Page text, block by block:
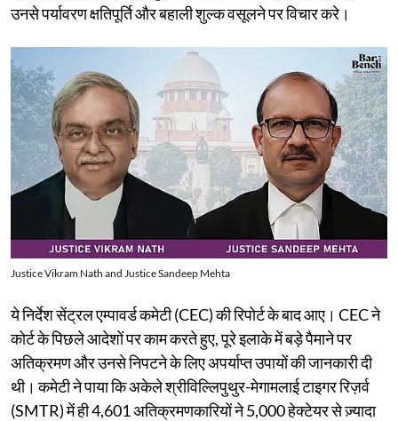
उनसे पर्यावरण क्षतिपूर्ति और बहाली शुल्क वसूलने पर विचार करे।
Justice Vikram Nath and Justice Sandeep Mehta
ये निर्देश सेंट्रल एम्पावर्ड कमेटी (CEC) की रिपोर्ट के बाद आए। CEC ने
कोर्ट के पिछले आदेशों पर काम करते हुए, पूरे इलाके में बड़े पैमाने पर
अतिक्रमण और उनसे निपटने के लिए अपर्याप्त उपायों की जानकारी दी
थी। कमेटी ने पाया कि अकेले श्रीविल्लिपुथुर-मेगामलाई टाइगर रिज़र्व
(SMTR) में ही 4,601 अतिक्रमणकारियों ने 5,000 हेक्टेयर से ज़्यादा